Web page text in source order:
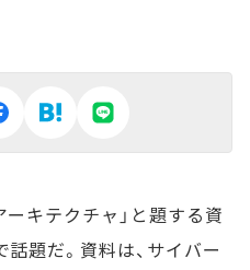
キテクチャ」と題する資
題だ。資料は、サイバー